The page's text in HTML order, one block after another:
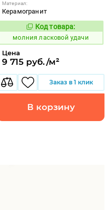
Материал:
Керамогранит
1005360
Код товара:
молния ласковой удачи
Цена
9 715 руб./м²
Заказ в 1 клик
В корзину